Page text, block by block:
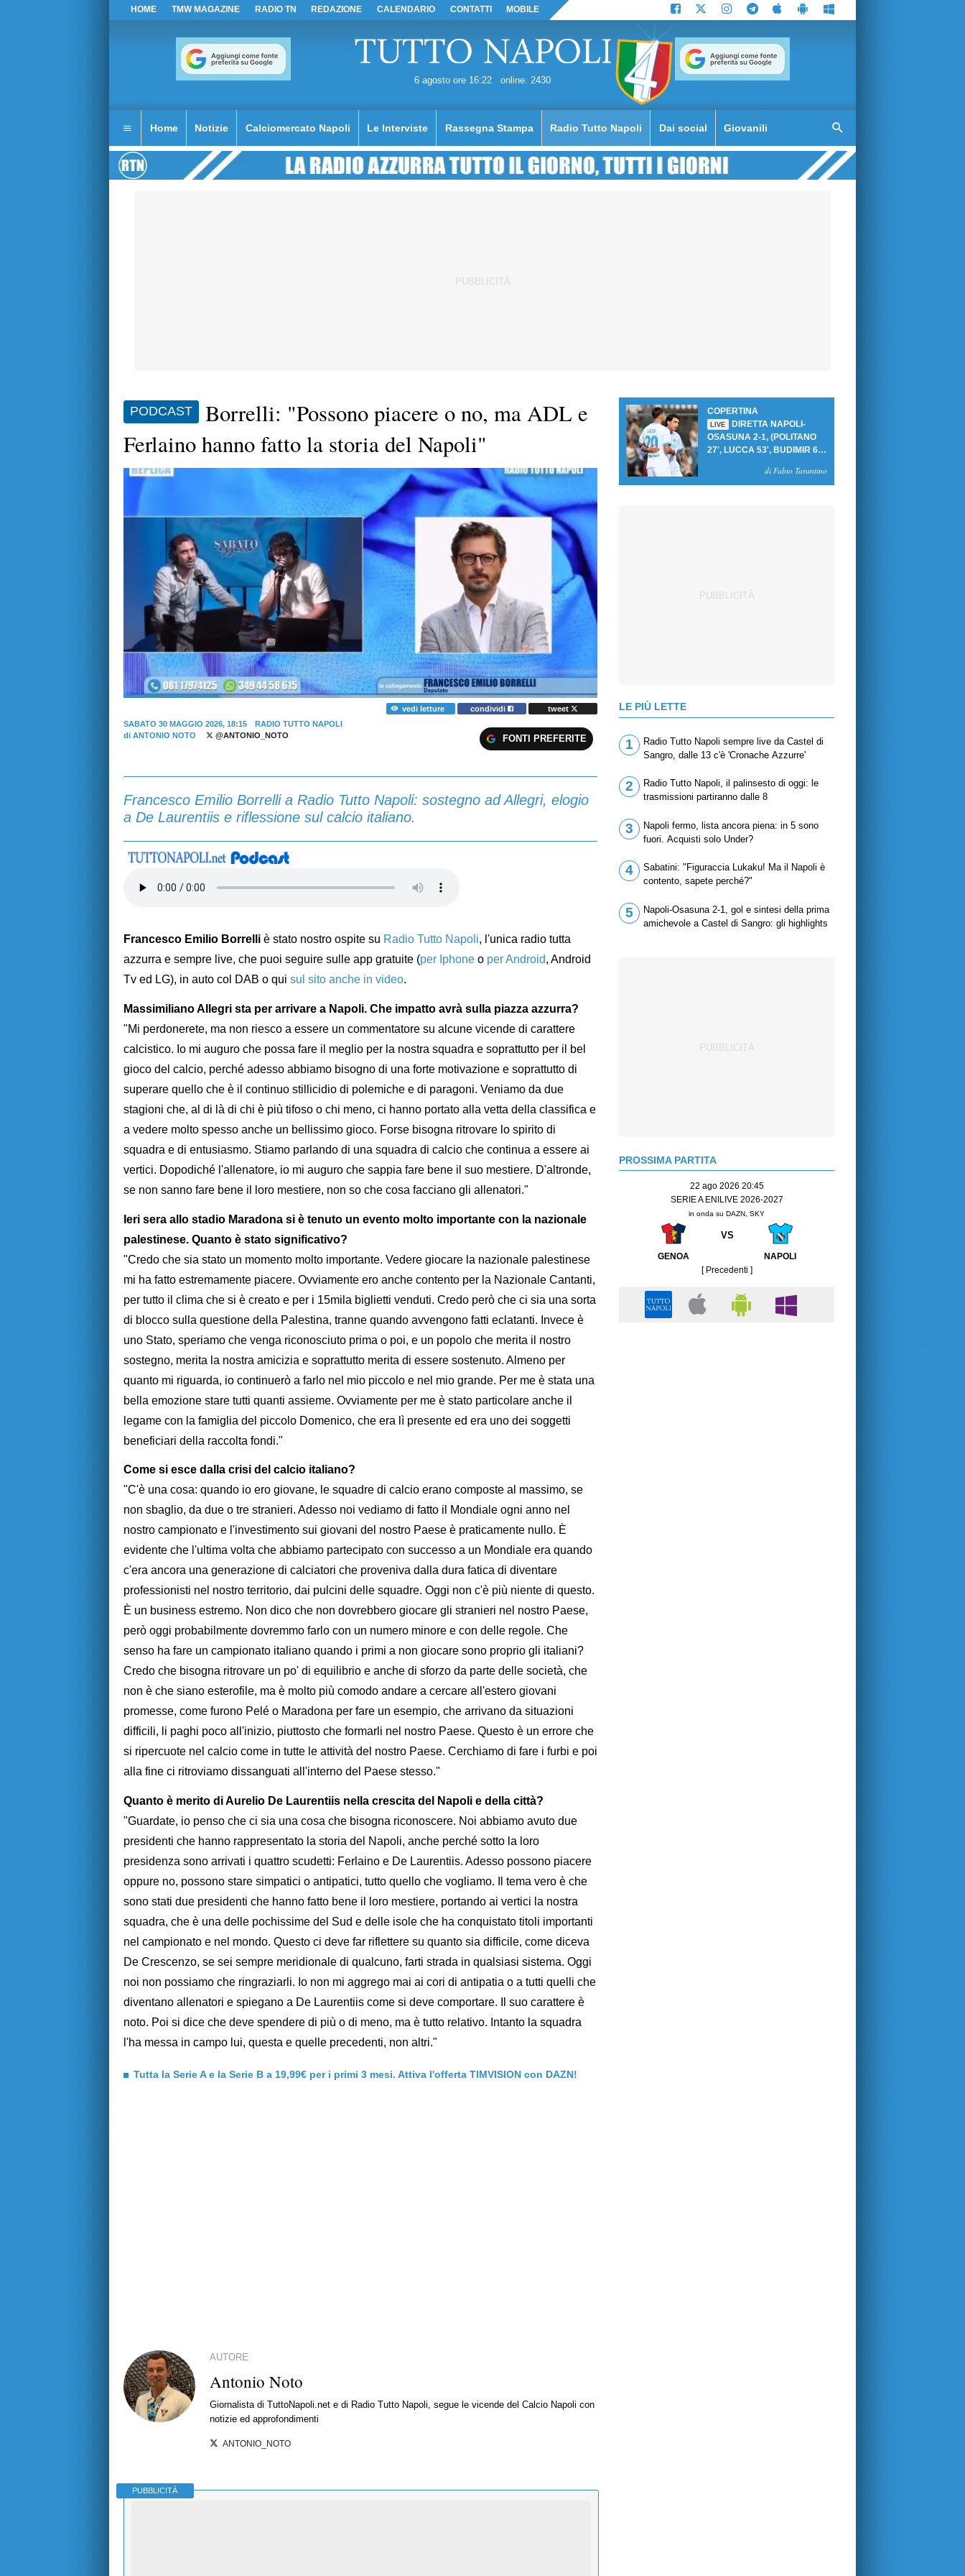
HOME TMW MAGAZINE RADIO TN REDAZIONE CALENDARIO CONTATTI MOBILE
6 agosto ore 16:22 online: 2430
Home Notizie Calciomercato Napoli Le Interviste Rassegna Stampa Radio Tutto Napoli Dai social Giovanili
PODCAST
Borrelli: "Possono piacere o no, ma ADL e
Ferlaino hanno fatto la storia del Napoli"
vedi letture condividi
tweet
SABATO 30 MAGGIO 2026, 18:15
RADIO TUTTO NAPOLI
di ANTONIO NOTO @ANTONIO_NOTO FONTI PREFERITE
Francesco Emilio Borrelli a Radio Tutto Napoli: sostegno ad Allegri, elogio
a De Laurentiis e riflessione sul calcio italiano.
Francesco Emilio Borrelli è stato nostro ospite su Radio Tutto Napoli, l'unica radio tutta
azzurra e sempre live, che puoi seguire sulle app gratuite (per Iphone o per Android, Android
Tv ed LG), in auto col DAB o qui sul sito anche in video.
Massimiliano Allegri sta per arrivare a Napoli. Che impatto avrà sulla piazza azzurra?
"Mi perdonerete, ma non riesco a essere un commentatore su alcune vicende di carattere
calcistico. Io mi auguro che possa fare il meglio per la nostra squadra e soprattutto per il bel
gioco del calcio, perché adesso abbiamo bisogno di una forte motivazione e soprattutto di
superare quello che è il continuo stillicidio di polemiche e di paragoni. Veniamo da due
stagioni che, al di là di chi è più tifoso o chi meno, ci hanno portato alla vetta della classifica e
a vedere molto spesso anche un bellissimo gioco. Forse bisogna ritrovare lo spirito di
squadra e di entusiasmo. Stiamo parlando di una squadra di calcio che continua a essere ai
vertici. Dopodiché l'allenatore, io mi auguro che sappia fare bene il suo mestiere. D'altronde,
se non sanno fare bene il loro mestiere, non so che cosa facciano gli allenatori."
Ieri sera allo stadio Maradona si è tenuto un evento molto importante con la nazionale
palestinese. Quanto è stato significativo?
"Credo che sia stato un momento molto importante. Vedere giocare la nazionale palestinese
mi ha fatto estremamente piacere. Ovviamente ero anche contento per la Nazionale Cantanti,
per tutto il clima che si è creato e per i 15mila biglietti venduti. Credo però che ci sia una sorta
di blocco sulla questione della Palestina, tranne quando avvengono fatti eclatanti. Invece è
uno Stato, speriamo che venga riconosciuto prima o poi, e un popolo che merita il nostro
sostegno, merita la nostra amicizia e soprattutto merita di essere sostenuto. Almeno per
quanto mi riguarda, io continuerò a farlo nel mio piccolo e nel mio grande. Per me è stata una
bella emozione stare tutti quanti assieme. Ovviamente per me è stato particolare anche il
legame con la famiglia del piccolo Domenico, che era lì presente ed era uno dei soggetti
beneficiari della raccolta fondi."
Come si esce dalla crisi del calcio italiano?
"C'è una cosa: quando io ero giovane, le squadre di calcio erano composte al massimo, se
non sbaglio, da due o tre stranieri. Adesso noi vediamo di fatto il Mondiale ogni anno nel
nostro campionato e l'investimento sui giovani del nostro Paese è praticamente nullo. È
evidente che l'ultima volta che abbiamo partecipato con successo a un Mondiale era quando
c'era ancora una generazione di calciatori che proveniva dalla dura fatica di diventare
professionisti nel nostro territorio, dai pulcini delle squadre. Oggi non c'è più niente di questo.
È un business estremo. Non dico che non dovrebbero giocare gli stranieri nel nostro Paese,
però oggi probabilmente dovremmo farlo con un numero minore e con delle regole. Che
senso ha fare un campionato italiano quando i primi a non giocare sono proprio gli italiani?
Credo che bisogna ritrovare un po' di equilibrio e anche di sforzo da parte delle società, che
non è che siano esterofile, ma è molto più comodo andare a cercare all'estero giovani
promesse, come furono Pelé o Maradona per fare un esempio, che arrivano da situazioni
difficili, li paghi poco all'inizio, piuttosto che formarli nel nostro Paese. Questo è un errore che
si ripercuote nel calcio come in tutte le attività del nostro Paese. Cerchiamo di fare i furbi e poi
alla fine ci ritroviamo dissanguati all'interno del Paese stesso."
Quanto è merito di Aurelio De Laurentiis nella crescita del Napoli e della città?
"Guardate, io penso che ci sia una cosa che bisogna riconoscere. Noi abbiamo avuto due
presidenti che hanno rappresentato la storia del Napoli, anche perché sotto la loro
presidenza sono arrivati i quattro scudetti: Ferlaino e De Laurentiis. Adesso possono piacere
oppure no, possono stare simpatici o antipatici, tutto quello che vogliamo. Il tema vero è che
sono stati due presidenti che hanno fatto bene il loro mestiere, portando ai vertici la nostra
squadra, che è una delle pochissime del Sud e delle isole che ha conquistato titoli importanti
nel campionato e nel mondo. Questo ci deve far riflettere su quanto sia difficile, come diceva
De Crescenzo, se sei sempre meridionale di qualcuno, farti strada in qualsiasi sistema. Oggi
noi non possiamo che ringraziarli. Io non mi aggrego mai ai cori di antipatia o a tutti quelli che
diventano allenatori e spiegano a De Laurentiis come si deve comportare. Il suo carattere è
noto. Poi si dice che deve spendere di più o di meno, ma è tutto relativo. Intanto la squadra
l'ha messa in campo lui, questa e quelle precedenti, non altri."
Tutta la Serie A e la Serie B a 19,99€ per i primi 3 mesi. Attiva l'offerta TIMVISION con DAZN!
AUTORE
Antonio Noto
Giornalista di TuttoNapoli.net e di Radio Tutto Napoli, segue le vicende del Calcio Napoli con
notizie ed approfondimenti
ANTONIO_NOTO
PUBBLICITÀ
COPERTINA
LIVE
DIRETTA NAPOLI-
OSASUNA 2-1, (POLITANO
27', LUCCA 53', BUDIMIR 69'
PER PRIMA VITTORIA AL
di Fabio Tarantino
LE PIÙ LETTE
1
Radio Tutto Napoli sempre live da Castel di
Sangro, dalle 13 c'è 'Cronache Azzurre'
2
Radio Tutto Napoli, il palinsesto di oggi: le
trasmissioni partiranno dalle 8
3
Napoli fermo, lista ancora piena: in 5 sono
fuori. Acquisti solo Under?
4
Sabatini: "Figuraccia Lukaku! Ma il Napoli è
contento, sapete perché?"
5
Napoli-Osasuna 2-1, gol e sintesi della prima
amichevole a Castel di Sangro: gli highlights
PROSSIMA PARTITA
22 ago 2026 20:45
SERIE A ENILIVE 2026-2027
in onda su DAZN, SKY
VS
GENOA
NAPOLI
[ Precedenti ]